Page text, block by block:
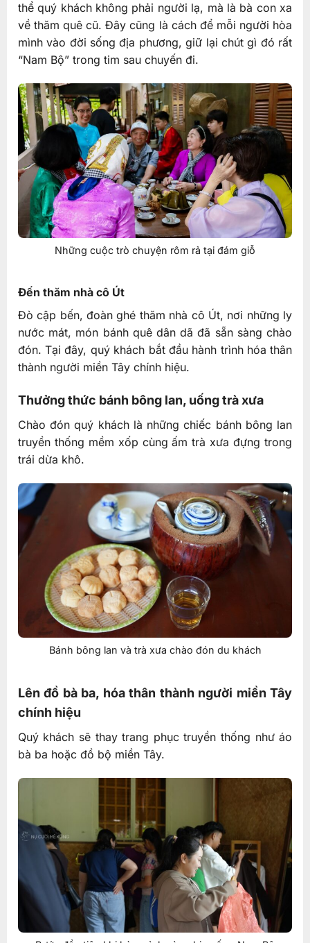
thể quý khách không phải người lạ, mà là bà con xa
về thăm quê cũ. Đây cũng là cách để mỗi người hòa
mình vào đời sống địa phương, giữ lại chút gì đó rất
“Nam Bộ” trong tim sau chuyến đi.
Những cuộc trò chuyện rôm rả tại đám giỗ
Đến thăm nhà cô Út
Đò cập bến, đoàn ghé thăm nhà cô Út, nơi những ly
nước mát, món bánh quê dân dã đã sẵn sàng chào
đón. Tại đây, quý khách bắt đầu hành trình hóa thân
thành người miền Tây chính hiệu.
Thưởng thức bánh bông lan, uống trà xưa
Chào đón quý khách là những chiếc bánh bông lan
truyền thống mềm xốp cùng ấm trà xưa đựng trong
trái dừa khô.
Bánh bông lan và trà xưa chào đón du khách
Lên đồ bà ba, hóa thân thành người miền Tây
chính hiệu
Quý khách sẽ thay trang phục truyền thống như áo
bà ba hoặc đồ bộ miền Tây.